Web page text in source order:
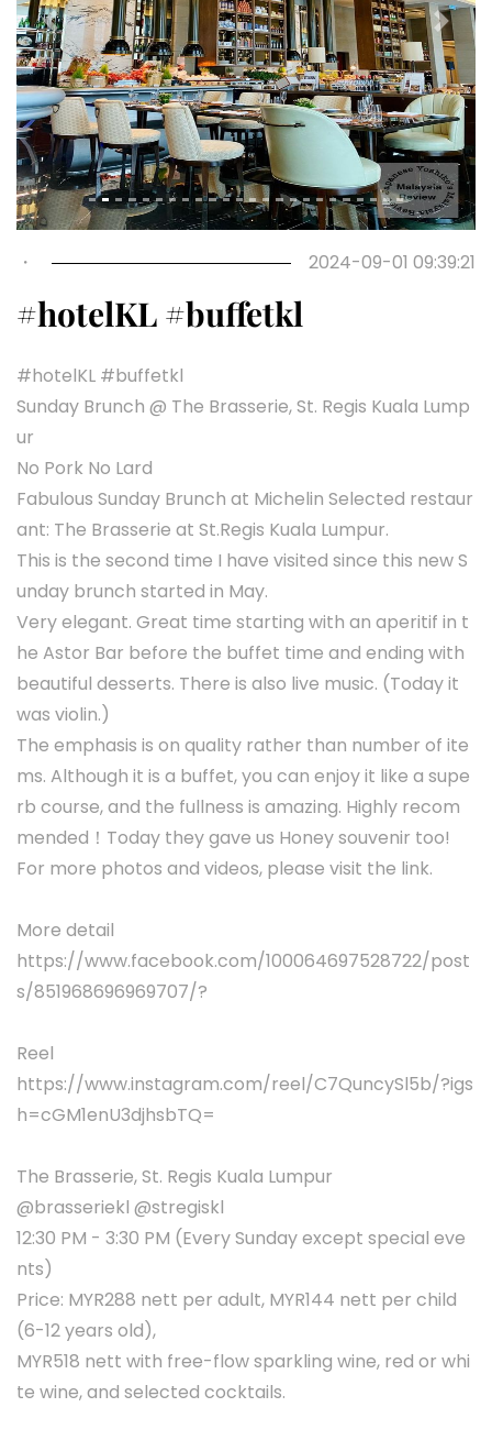
Previous Next
・ 2024-09-01 09:39:21
#hotelKL #buffetkl
#hotelKL #buffetkl
Sunday Brunch @ The Brasserie, St. Regis Kuala Lump
ur
No Pork No Lard
Fabulous Sunday Brunch at Michelin Selected restaur
ant: The Brasserie at St.Regis Kuala Lumpur.
This is the second time I have visited since this new S
unday brunch started in May.
Very elegant. Great time starting with an aperitif in t
he Astor Bar before the buffet time and ending with
beautiful desserts. There is also live music. (Today it
was violin.)
The emphasis is on quality rather than number of ite
ms. Although it is a buffet, you can enjoy it like a supe
rb course, and the fullness is amazing. Highly recom
mended！Today they gave us Honey souvenir too!
For more photos and videos, please visit the link.
More detail
https://www.facebook.com/100064697528722/post
s/851968696969707/?
Reel
https://www.instagram.com/reel/C7QuncySl5b/?igs
h=cGM1enU3djhsbTQ=
The Brasserie, St. Regis Kuala Lumpur
@brasseriekl @stregiskl
12:30 PM - 3:30 PM (Every Sunday except special eve
nts)
Price: MYR288 nett per adult, MYR144 nett per child
(6-12 years old),
MYR518 nett with free-flow sparkling wine, red or whi
te wine, and selected cocktails.